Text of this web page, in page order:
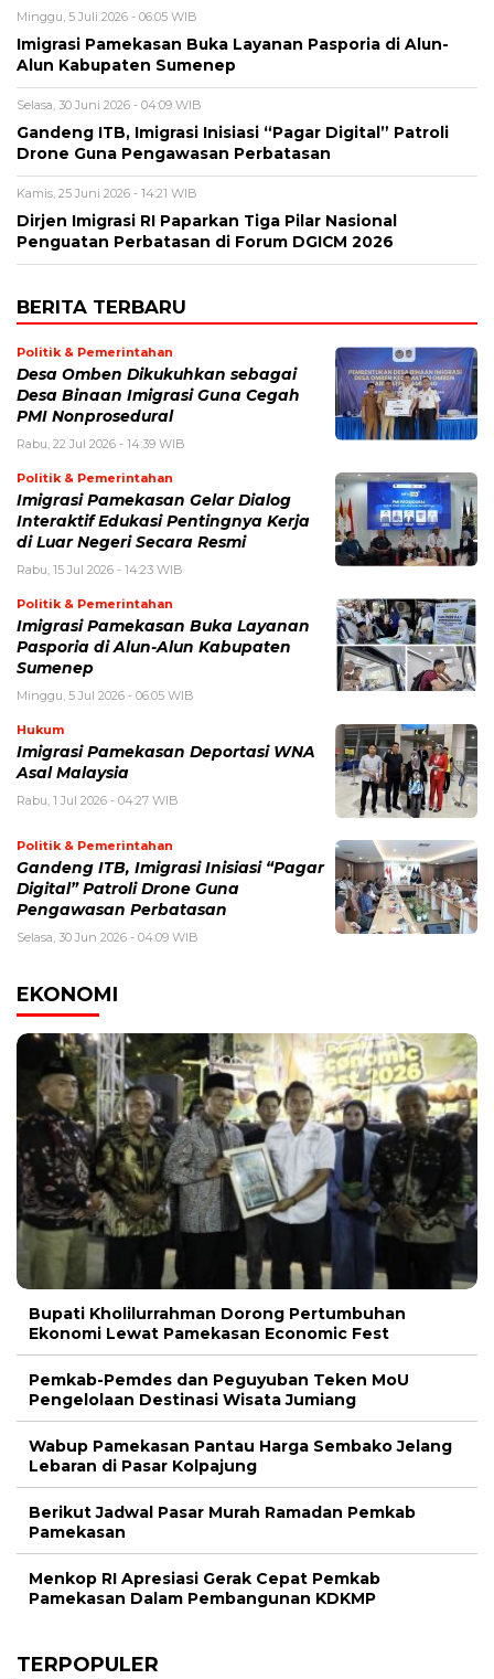
Minggu, 5 Juli 2026 - 06:05 WIB
Imigrasi Pamekasan Buka Layanan Pasporia di Alun-
Alun Kabupaten Sumenep
Selasa, 30 Juni 2026 - 04:09 WIB
Gandeng ITB, Imigrasi Inisiasi “Pagar Digital” Patroli
Drone Guna Pengawasan Perbatasan
Kamis, 25 Juni 2026 - 14:21 WIB
Dirjen Imigrasi RI Paparkan Tiga Pilar Nasional
Penguatan Perbatasan di Forum DGICM 2026
BERITA TERBARU
Politik & Pemerintahan
Desa Omben Dikukuhkan sebagai
Desa Binaan Imigrasi Guna Cegah
PMI Nonprosedural
Rabu, 22 Jul 2026 - 14:39 WIB
Politik & Pemerintahan
Imigrasi Pamekasan Gelar Dialog
Interaktif Edukasi Pentingnya Kerja
di Luar Negeri Secara Resmi
Rabu, 15 Jul 2026 - 14:23 WIB
Politik & Pemerintahan
Imigrasi Pamekasan Buka Layanan
Pasporia di Alun-Alun Kabupaten
Sumenep
Minggu, 5 Jul 2026 - 06:05 WIB
Hukum
Imigrasi Pamekasan Deportasi WNA
Asal Malaysia
Rabu, 1 Jul 2026 - 04:27 WIB
Politik & Pemerintahan
Gandeng ITB, Imigrasi Inisiasi “Pagar
Digital” Patroli Drone Guna
Pengawasan Perbatasan
Selasa, 30 Jun 2026 - 04:09 WIB
EKONOMI
Bupati Kholilurrahman Dorong Pertumbuhan
Ekonomi Lewat Pamekasan Economic Fest
Pemkab-Pemdes dan Peguyuban Teken MoU
Pengelolaan Destinasi Wisata Jumiang
Wabup Pamekasan Pantau Harga Sembako Jelang
Lebaran di Pasar Kolpajung
Berikut Jadwal Pasar Murah Ramadan Pemkab
Pamekasan
Menkop RI Apresiasi Gerak Cepat Pemkab
Pamekasan Dalam Pembangunan KDKMP
TERPOPULER